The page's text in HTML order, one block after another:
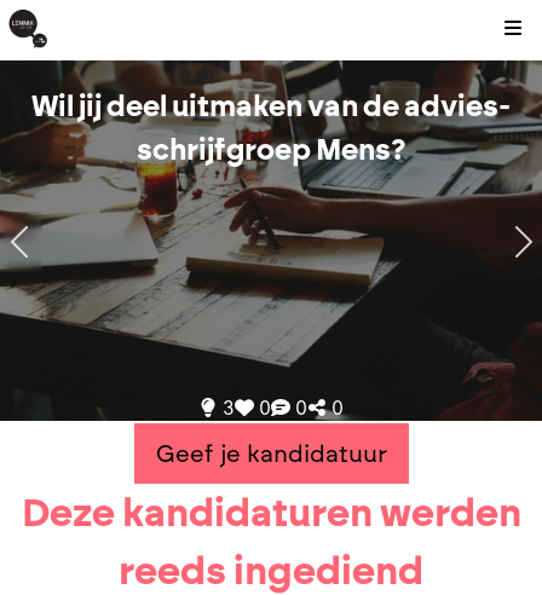
Wil jij deel uitmaken van de advies-
schrijfgroep Mens?
3 0 0 0
Geef je kandidatuur
Deze kandidaturen werden
reeds ingediend